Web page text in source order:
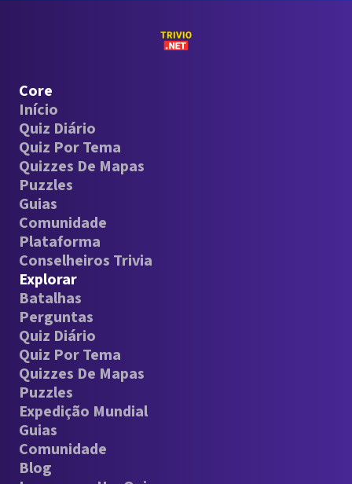
Core
Início
Quiz Diário
Quiz Por Tema
Quizzes De Mapas
Puzzles
Guias
Comunidade
Plataforma
Conselheiros Trivia
Explorar
Batalhas
Perguntas
Quiz Diário
Quiz Por Tema
Quizzes De Mapas
Puzzles
Expedição Mundial
Guias
Comunidade
Blog